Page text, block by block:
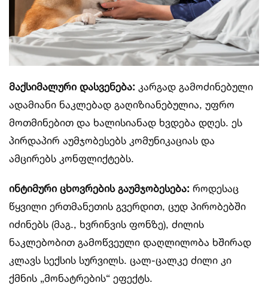
მაქსიმალური დასვენება: კარგად გამოძინებული
ადამიანი ნაკლებად გაღიზიანებულია, უფრო
მოთმინებით და ხალისიანად ხვდება დღეს. ეს
პირდაპირ აუმჯობესებს კომუნიკაციას და
ამცირებს კონფლიქტებს.
ინტიმური ცხოვრების გაუმჯობესება: როდესაც
წყვილი ერთმანეთის გვერდით, ცუდ პირობებში
იძინებს (მაგ., ხვრინვის ფონზე), ძილის
ნაკლებობით გამოწვეული დაღლილობა ხშირად
კლავს სექსის სურვილს. ცალ-ცალკე ძილი კი
ქმნის „მონატრების“ ეფექტს.